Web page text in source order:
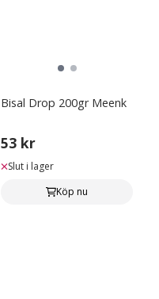
Bisal Drop 200gr Meenk
53 kr
Slut i lager
Köp nu